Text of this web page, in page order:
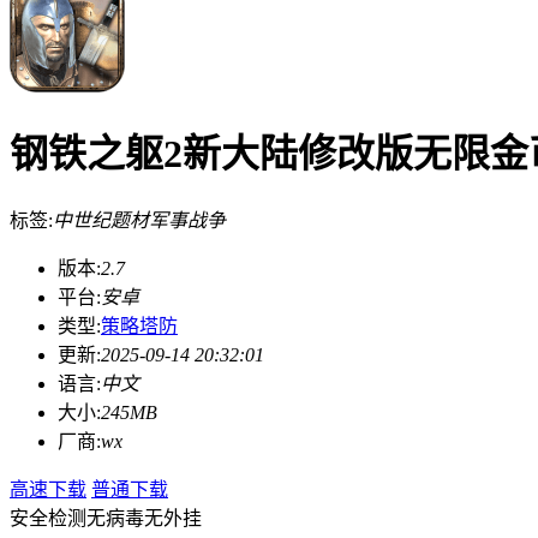
钢铁之躯2新大陆修改版无限金
标签:中世纪题材军事战争
版本:2.7
平台:安卓
类型:策略塔防
更新:2025-09-14 20:32:01
语言:中文
大小:245MB
厂商:wx
高速下载 普通下载
安全检测无病毒无外挂